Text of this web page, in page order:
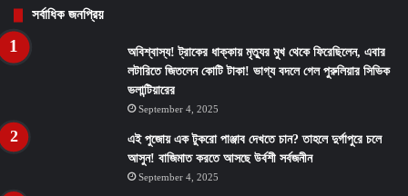
সর্বাধিক জনপ্রিয়
অবিশ্বাস্য! ট্রাকের ধাক্কায় মৃত্যুর মুখ থেকে ফিরেছিলেন, এবার
লটারিতে জিতলেন কোটি টাকা! ভাগ্য বদলে গেল পুরুলিয়ার সিভিক
ভলান্টিয়ারের
September 4, 2025
এই পুজোয় এক টুকরো পাঞ্জাব দেখতে চান? তাহলে দুর্গাপুরে চলে
আসুন! বাজিমাত করতে আসছে উর্বশী সর্বজনীন
September 4, 2025